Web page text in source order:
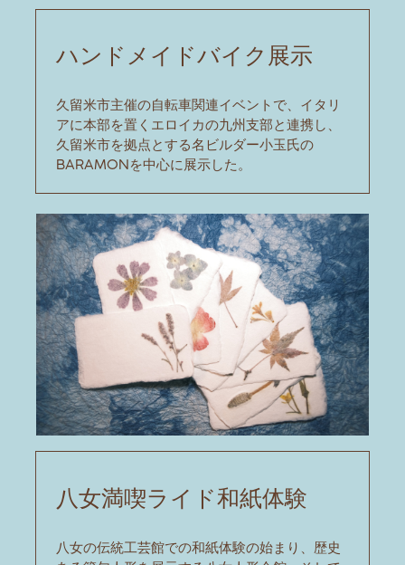
ハンドメイドバイク展示
久留米市主催の自転車関連イベントで、イタリ
アに本部を置くエロイカの九州支部と連携し、
久留米市を拠点とする名ビルダー小玉氏の
BARAMONを中心に展示した。
八女満喫ライド和紙体験
八女の伝統工芸館での和紙体験の始まり、歴史